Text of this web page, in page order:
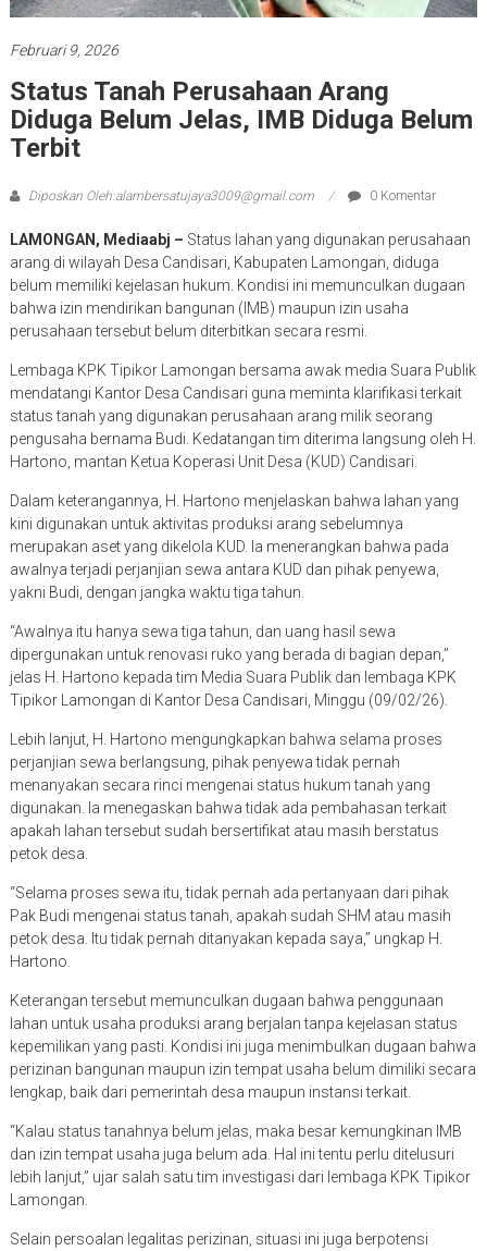
Februari 9, 2026
Status Tanah Perusahaan Arang
Diduga Belum Jelas, IMB Diduga Belum
Terbit
Diposkan Oleh:alambersatujaya3009@gmail.com 0 Komentar
LAMONGAN, Mediaabj – Status lahan yang digunakan perusahaan
arang di wilayah Desa Candisari, Kabupaten Lamongan, diduga
belum memiliki kejelasan hukum. Kondisi ini memunculkan dugaan
bahwa izin mendirikan bangunan (IMB) maupun izin usaha
perusahaan tersebut belum diterbitkan secara resmi.
Lembaga KPK Tipikor Lamongan bersama awak media Suara Publik
mendatangi Kantor Desa Candisari guna meminta klarifikasi terkait
status tanah yang digunakan perusahaan arang milik seorang
pengusaha bernama Budi. Kedatangan tim diterima langsung oleh H.
Hartono, mantan Ketua Koperasi Unit Desa (KUD) Candisari.
Dalam keterangannya, H. Hartono menjelaskan bahwa lahan yang
kini digunakan untuk aktivitas produksi arang sebelumnya
merupakan aset yang dikelola KUD. Ia menerangkan bahwa pada
awalnya terjadi perjanjian sewa antara KUD dan pihak penyewa,
yakni Budi, dengan jangka waktu tiga tahun.
“Awalnya itu hanya sewa tiga tahun, dan uang hasil sewa
dipergunakan untuk renovasi ruko yang berada di bagian depan,”
jelas H. Hartono kepada tim Media Suara Publik dan lembaga KPK
Tipikor Lamongan di Kantor Desa Candisari, Minggu (09/02/26).
Lebih lanjut, H. Hartono mengungkapkan bahwa selama proses
perjanjian sewa berlangsung, pihak penyewa tidak pernah
menanyakan secara rinci mengenai status hukum tanah yang
digunakan. Ia menegaskan bahwa tidak ada pembahasan terkait
apakah lahan tersebut sudah bersertifikat atau masih berstatus
petok desa.
“Selama proses sewa itu, tidak pernah ada pertanyaan dari pihak
Pak Budi mengenai status tanah, apakah sudah SHM atau masih
petok desa. Itu tidak pernah ditanyakan kepada saya,” ungkap H.
Hartono.
Keterangan tersebut memunculkan dugaan bahwa penggunaan
lahan untuk usaha produksi arang berjalan tanpa kejelasan status
kepemilikan yang pasti. Kondisi ini juga menimbulkan dugaan bahwa
perizinan bangunan maupun izin tempat usaha belum dimiliki secara
lengkap, baik dari pemerintah desa maupun instansi terkait.
“Kalau status tanahnya belum jelas, maka besar kemungkinan IMB
dan izin tempat usaha juga belum ada. Hal ini tentu perlu ditelusuri
lebih lanjut,” ujar salah satu tim investigasi dari lembaga KPK Tipikor
Lamongan.
Selain persoalan legalitas perizinan, situasi ini juga berpotensi